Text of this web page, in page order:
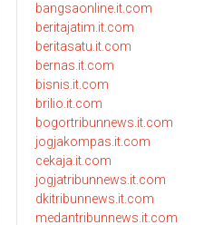
bangsaonline.it.com
beritajatim.it.com
beritasatu.it.com
bernas.it.com
bisnis.it.com
brilio.it.com
bogortribunnews.it.com
jogjakompas.it.com
cekaja.it.com
jogjatribunnews.it.com
dkitribunnews.it.com
medantribunnews.it.com